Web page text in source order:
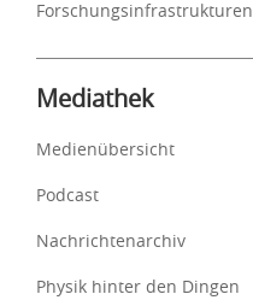
Forschungsinfrastrukturen
Mediathek
Medienübersicht
Podcast
Nachrichtenarchiv
Physik hinter den Dingen